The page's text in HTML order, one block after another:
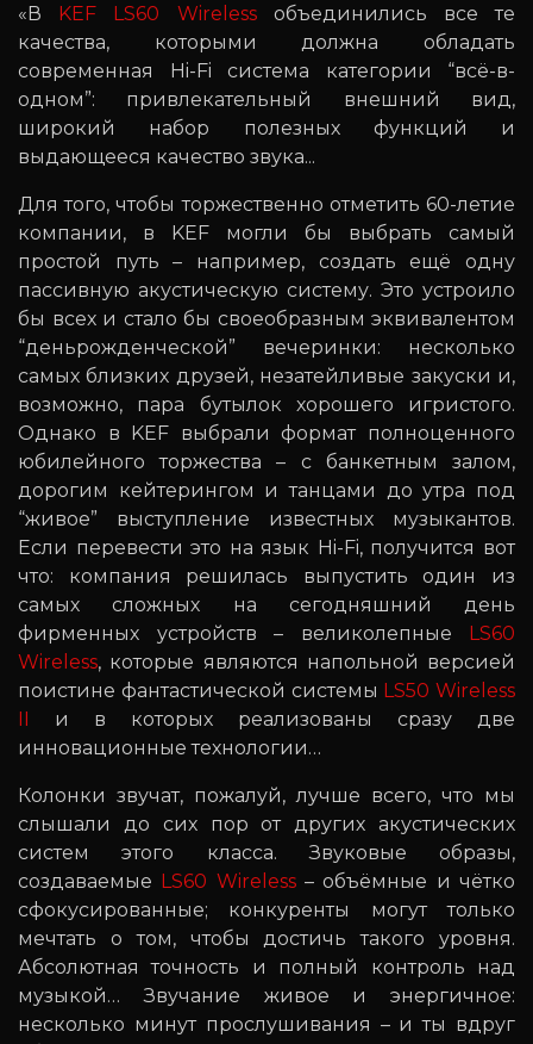
«В KEF LS60 Wirelessобъединились все те
качества, которыми должна обладать
современная Hi-Fi система категории “всё-в-
одном”: привлекательный внешний вид,
широкий набор полезных функций и
выдающееся качество звука...
Для того, чтобы торжественно отметить 60-летие
компании, в KEF могли бы выбрать самый
простой путь – например, создать ещё одну
пассивную акустическую систему. Это устроило
бы всех и стало бы своеобразным эквивалентом
“деньрожденческой” вечеринки: несколько
самых близких друзей, незатейливые закуски и,
возможно, пара бутылок хорошего игристого.
Однако в KEF выбрали формат полноценного
юбилейного торжества – с банкетным залом,
дорогим кейтерингом и танцами до утра под
“живое” выступление известных музыкантов.
Если перевести это на язык Hi-Fi, получится вот
что: компания решилась выпустить один из
самых сложных на сегодняшний день
фирменных устройств – великолепные LS60
Wireless, которые являются напольной версией
поистине фантастической системы LS50 Wireless
II
и в которых реализованы сразу две
инновационные технологии…
Колонки звучат, пожалуй, лучше всего, что мы
слышали до сих пор от других акустических
систем этого класса. Звуковые образы,
создаваемые LS60 Wireless– объёмные и чётко
сфокусированные; конкуренты могут только
мечтать о том, чтобы достичь такого уровня.
Абсолютная точность и полный контроль над
музыкой… Звучание живое и энергичное:
несколько минут прослушивания – и ты вдруг